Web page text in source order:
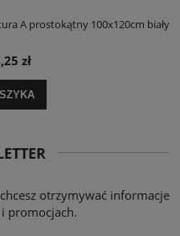
A prostokątny 100x120cm biały
zł
otrzymywać informacje
promocjach.